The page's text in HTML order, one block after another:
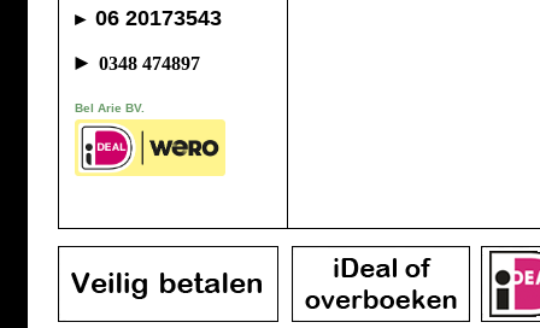
► 06 20173543
► 0348 474897
Bel Arie BV.